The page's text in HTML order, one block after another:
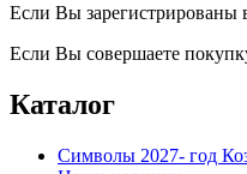
Если Вы зарегистрированы
Если Вы совершаете
Каталог
Символы 2027- год